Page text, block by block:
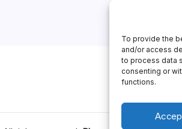
To provide the
and/or access
to process data
consenting or
functions.